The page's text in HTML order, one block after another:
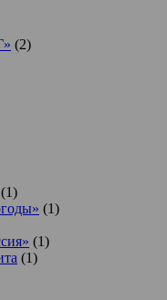
(2)
(1)
(1)
(1)
(1)